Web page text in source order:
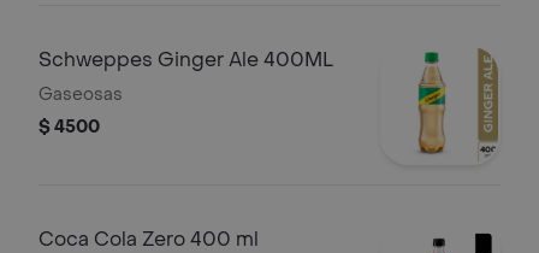
Schweppes Ginger Ale 400ML
Gaseosas
$ 4500
Coca Cola Zero 400 ml